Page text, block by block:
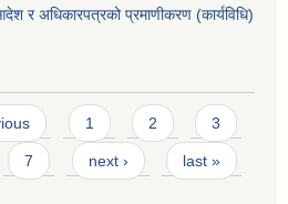
र अधिकारपत्रको प्रमाणीकरण (कार्यविधि)
1 2 3
7 next › last »